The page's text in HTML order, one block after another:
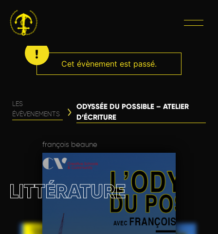
Cet évènement est passé.
LES
ÉVÈVENEMENTS
ODYSSÉE DU POSSIBLE – ATELIER
D’ÉCRITURE
françois beaune
LITTÉRATURE